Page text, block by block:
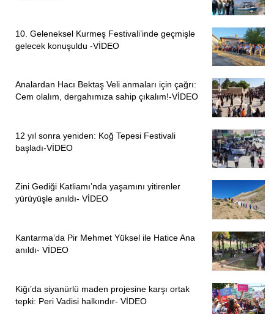
10. Geleneksel Kurmeş Festivali’inde geçmişle
gelecek konuşuldu -VİDEO
Analardan Hacı Bektaş Veli anmaları için çağrı:
Cem olalım, dergahımıza sahip çıkalım!-VİDEO
12 yıl sonra yeniden: Koğ Tepesi Festivali
başladı-VİDEO
Zini Gediği Katliamı’nda yaşamını yitirenler
yürüyüşle anıldı- VİDEO
Kantarma’da Pir Mehmet Yüksel ile Hatice Ana
anıldı- VİDEO
Kiğı’da siyanürlü maden projesine karşı ortak
tepki: Peri Vadisi halkındır- VİDEO